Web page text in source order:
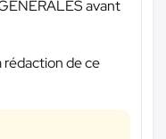
avant
de ce